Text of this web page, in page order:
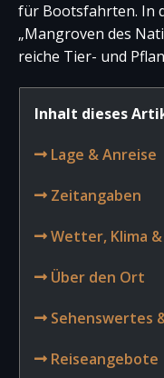
für Bootsfahrten. In
„Mangroven des
reiche Tier- und
Inhalt dieses
Lage & Anreise
Zeitangaben
Wetter, Klima
Über den Ort
Sehenswertes
Reiseangebote